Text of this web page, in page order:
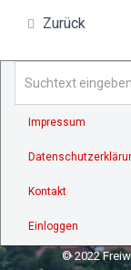
Zurück
Impressum
Kontakt
Einloggen
© 2022